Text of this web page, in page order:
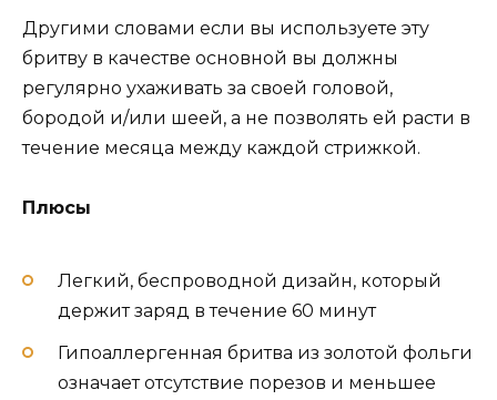
Другими словами если вы используете эту
бритву в качестве основной вы должны
регулярно ухаживать за своей головой,
бородой и/или шеей, а не позволять ей расти в
течение месяца между каждой стрижкой.
Плюсы
Легкий, беспроводной дизайн, который
держит заряд в течение 60 минут
Гипоаллергенная бритва из золотой фольги
означает отсутствие порезов и меньшее